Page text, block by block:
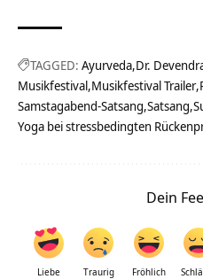
TAGGED: Ayurveda Dr.
Musikfestival Musikfestival Trailer
Samstagabend-Satsang Satsang
Yoga bei stressbedingten
Dein
Liebe Traurig Fröhlich